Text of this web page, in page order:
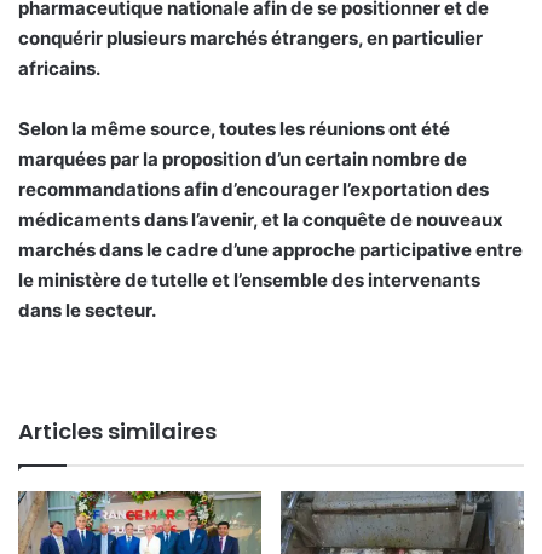
pharmaceutique nationale afin de se positionner et de
conquérir plusieurs marchés étrangers, en particulier
africains.
Selon la même source, toutes les réunions ont été
marquées par la proposition d’un certain nombre de
recommandations afin d’encourager l’exportation des
médicaments dans l’avenir, et la conquête de nouveaux
marchés dans le cadre d’une approche participative entre
le ministère de tutelle et l’ensemble des intervenants
dans le secteur.
Articles similaires